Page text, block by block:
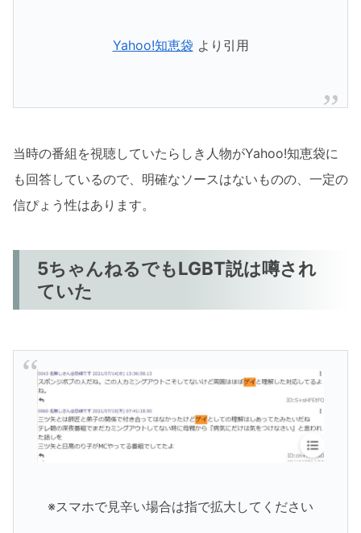
Yahoo!知恵袋 より引用
当時の番組を視聴していたらしき人物がYahoo!知恵袋に
も回答しているので、明確なソースはないものの、一定の
信ぴょう性はあります。
5ちゃんねるでもLGBT説は噂され
ていた
※スマホで見辛い場合は指で拡大してください